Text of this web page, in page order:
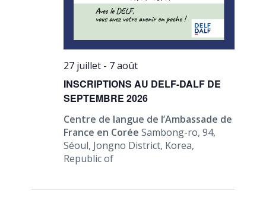
INSCRIPTIONS AU DELF-DALF DE
SEPTEMBRE 2026
27 juillet - 7 août
Centre de langue de l’Ambassade de
France en CoréeSambong-ro, 94,
Séoul, Jongno District, Korea,
Republic of